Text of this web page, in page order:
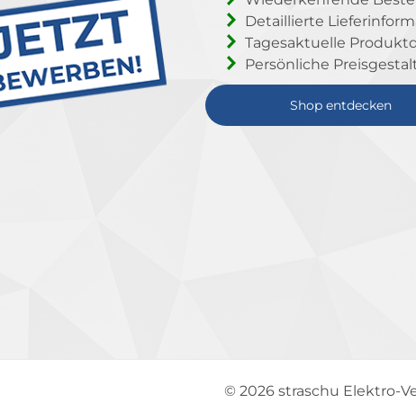
Detaillierte
Tagesaktuelle
Persönliche
Shop entdecken
© 2026 straschu Elektro-